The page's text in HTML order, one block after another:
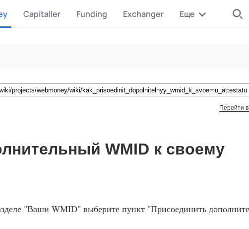
Capitaller Funding Exchanger Еще
Files Funding
Сбор средств
Перейти
WMID к своему
"Ваши WMID" выберите пункт "Присоединить